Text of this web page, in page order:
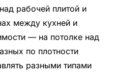
рабочей плитой и
между кухней и
— на потолке над
по плотности
разными типами